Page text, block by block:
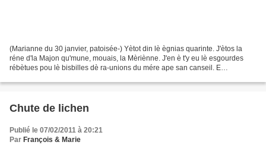
(Marianne du 30 janvier, patoisée-) Yètot din lè ègnias quarinte. J'ètos la
réne d'la Majon qu'mune, mouais, la Mèriènne. J'en è t'y eu lè esgourdes
rébètues pou lè bisbilles dè ra-unions du mére ape san canseil. E
Chute de lichen
Publié le 07/02/2011 à 20:21
Par François & Marie